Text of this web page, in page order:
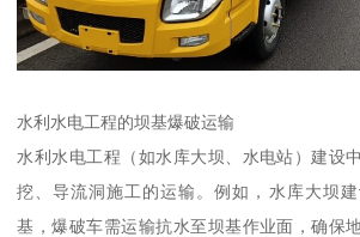
水利水电工程的坝基爆破运输​
水利水电工程（如水库大坝、水电站）建设
挖、导流洞施工的运输。例如，水库大坝
基，爆破车需运输抗水至坝基作业面，确保